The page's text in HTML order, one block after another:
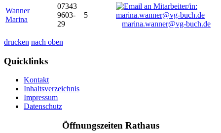
Wanner
Marina
07343
9603-
29
5
marina.wanner@vg-buch.de
drucken nach oben
Quicklinks
Kontakt
Inhaltsverzeichnis
Impressum
Datenschutz
Öffnungszeiten Rathaus